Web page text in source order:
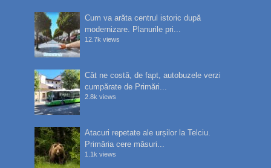
Cum va arăta centrul istoric după
modernizare. Planurile pri...
12.7k views
Cât ne costă, de fapt, autobuzele verzi
cumpărate de Primări...
2.8k views
Atacuri repetate ale urșilor la Telciu.
Primăria cere măsuri...
1.1k views